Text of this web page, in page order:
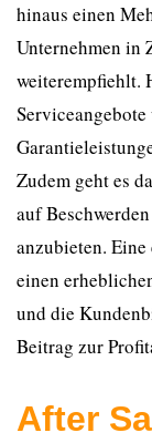
hinaus einen
Unternehmen in
weiterempfiehlt.
Zudem geht es
auf
anzubieten.
einen
und die
Beitrag zur
After